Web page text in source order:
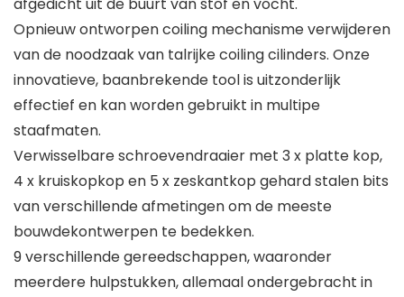
afgedicht uit de buurt van stof en vocht.
Opnieuw ontworpen coiling mechanisme verwijderen
van de noodzaak van talrijke coiling cilinders. Onze
innovatieve, baanbrekende tool is uitzonderlijk
effectief en kan worden gebruikt in multipe
staafmaten.
Verwisselbare schroevendraaier met 3 x platte kop,
4 x kruiskopkop en 5 x zeskantkop gehard stalen bits
van verschillende afmetingen om de meeste
bouwdekontwerpen te bedekken.
9 verschillende gereedschappen, waaronder
meerdere hulpstukken, allemaal ondergebracht in